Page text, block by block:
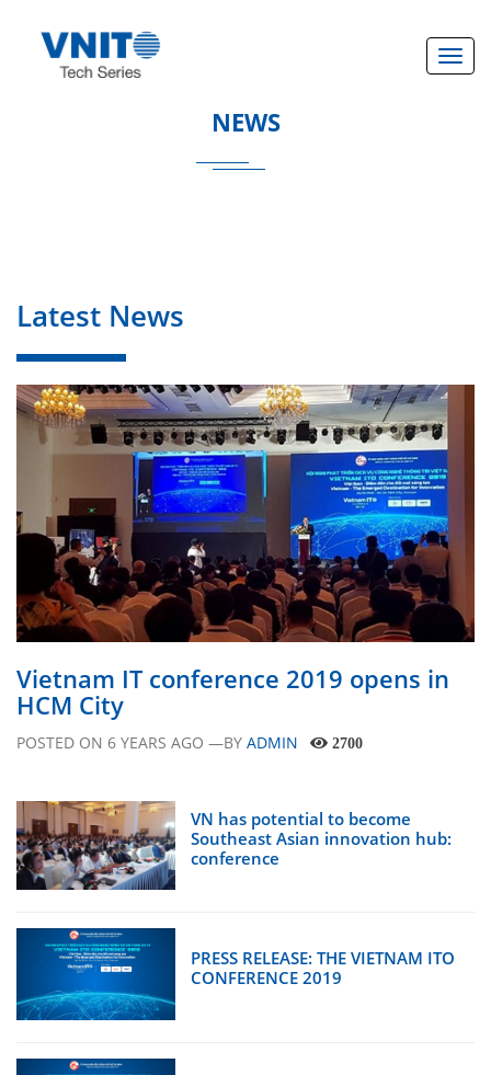
NEWS
Latest News
Vietnam IT conference 2019 opens in
HCM City
POSTED ON 6 YEARS AGO —BY ADMIN 2700
VN has potential to become
Southeast Asian innovation hub:
conference
PRESS RELEASE: THE VIETNAM ITO
CONFERENCE 2019